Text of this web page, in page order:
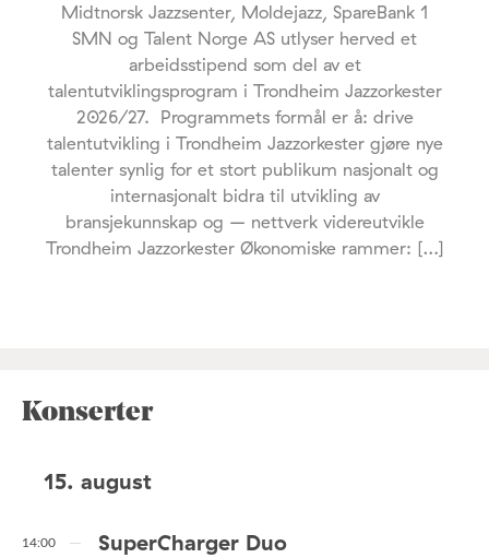
Midtnorsk Jazzsenter, Moldejazz, SpareBank 1
SMN og Talent Norge AS utlyser herved et
arbeidsstipend som del av et
talentutviklingsprogram i Trondheim Jazzorkester
2026/27. Programmets formål er å: drive
talentutvikling i Trondheim Jazzorkester gjøre nye
talenter synlig for et stort publikum nasjonalt og
internasjonalt bidra til utvikling av
bransjekunnskap og – nettverk videreutvikle
Trondheim Jazzorkester Økonomiske rammer: […]
Konserter
15. august
14:00 SuperCharger Duo